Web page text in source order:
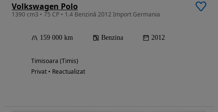
Volkswagen Polo
1390 cm3 • 75 CP • 1.4 Benzină 2012 Import Germania
159 000 km Benzina 2012
Timisoara (Timis)
Privat • Reactualizat